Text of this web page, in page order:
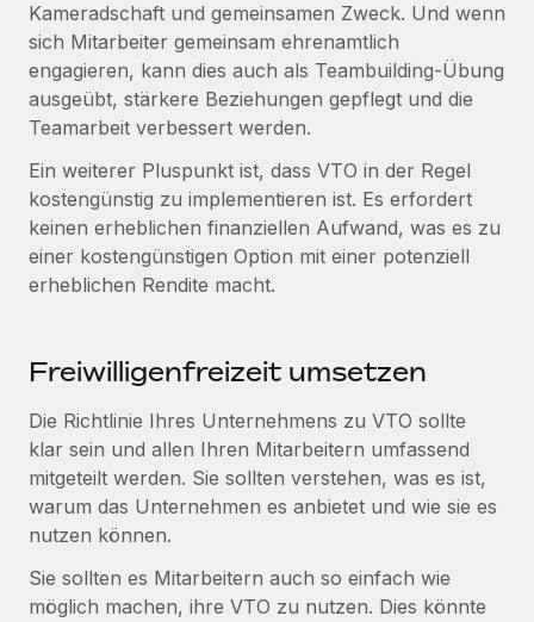
Benefits
Mühelose Verwaltung von Benefits
Mehr erfahren
Neues zu Remote-Produkten: Integration mit
Gusto und Zero und Contractor Management
Plus
aller Größen dabei unterstützen, die beste...
Mehr erfahren
Phiture ist der unumstrittene Marktführer im Bereich der
Mehr erfahren
Kameradschaft und gemeinsamen Zweck. Und wenn
sich Mitarbeiter gemeinsam ehrenamtlich
engagieren, kann dies auch als Teambuilding-Übung
ausgeübt, stärkere Beziehungen gepflegt und die
Teamarbeit verbessert werden.
Ein weiterer Pluspunkt ist, dass VTO in der Regel
kostengünstig zu implementieren ist. Es erfordert
keinen erheblichen finanziellen Aufwand, was es zu
einer kostengünstigen Option mit einer potenziell
erheblichen Rendite macht.
Freiwilligenfreizeit umsetzen
Die Richtlinie Ihres Unternehmens zu VTO sollte
klar sein und allen Ihren Mitarbeitern umfassend
mitgeteilt werden. Sie sollten verstehen, was es ist,
warum das Unternehmen es anbietet und wie sie es
nutzen können.
Sie sollten es Mitarbeitern auch so einfach wie
möglich machen, ihre VTO zu nutzen. Dies könnte